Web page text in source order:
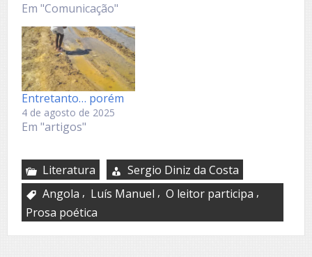
Em "Comunicação"
Entretanto… porém
4 de agosto de 2025
Em "artigos"
Literatura
Sergio Diniz da Costa
Angola , Luís Manuel , O leitor participa ,
Prosa poética